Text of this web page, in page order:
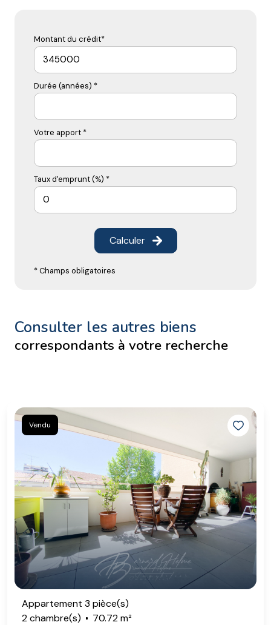
Montant du crédit*
Durée (années) *
Votre apport *
Taux d'emprunt (%) *
Calculer
* Champs obligatoires
consulter les autres biens
correspondants à votre recherche
Vendu
Appartement 3 pièce(s)
2 chambre(s)
70.72 m²